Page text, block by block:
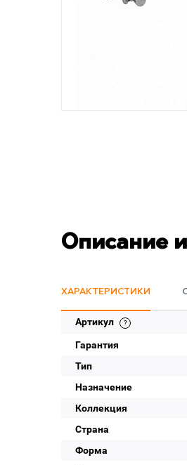
Описание
ХАРАКТЕРИСТИКИ
Артикул
Гарантия
Тип
Назначение
Коллекция
Страна
Форма